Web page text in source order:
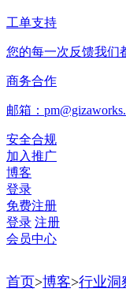
工单支持
您的每一次反馈我们
商务合作
邮箱：
安全合规
加入推广
博客
登录
免费注册
登录 注册
会员中心
首页>博客>行业洞